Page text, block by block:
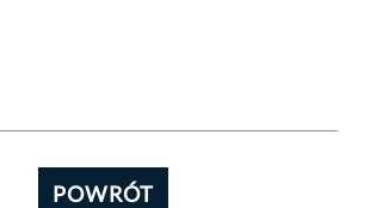
POWRÓT